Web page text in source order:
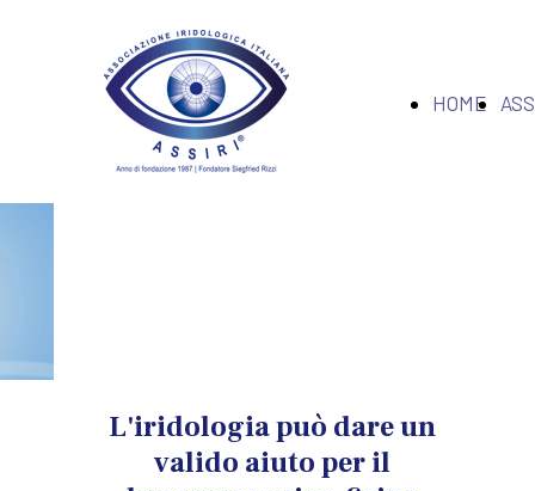
HOME
L'iridologia può dare un
valido aiuto per il